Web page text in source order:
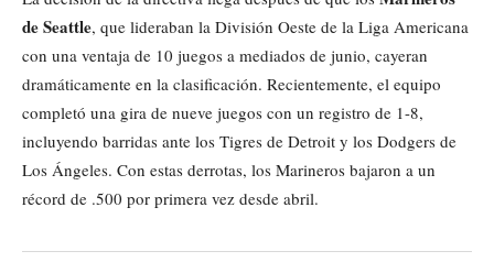
de Seattle, que lideraban la División Oeste de la Liga Americana
con una ventaja de 10 juegos a mediados de junio, cayeran
dramáticamente en la clasificación. Recientemente, el equipo
completó una gira de nueve juegos con un registro de 1-8,
incluyendo barridas ante los Tigres de Detroit y los Dodgers de
Los Ángeles. Con estas derrotas, los Marineros bajaron a un
récord de .500 por primera vez desde abril.